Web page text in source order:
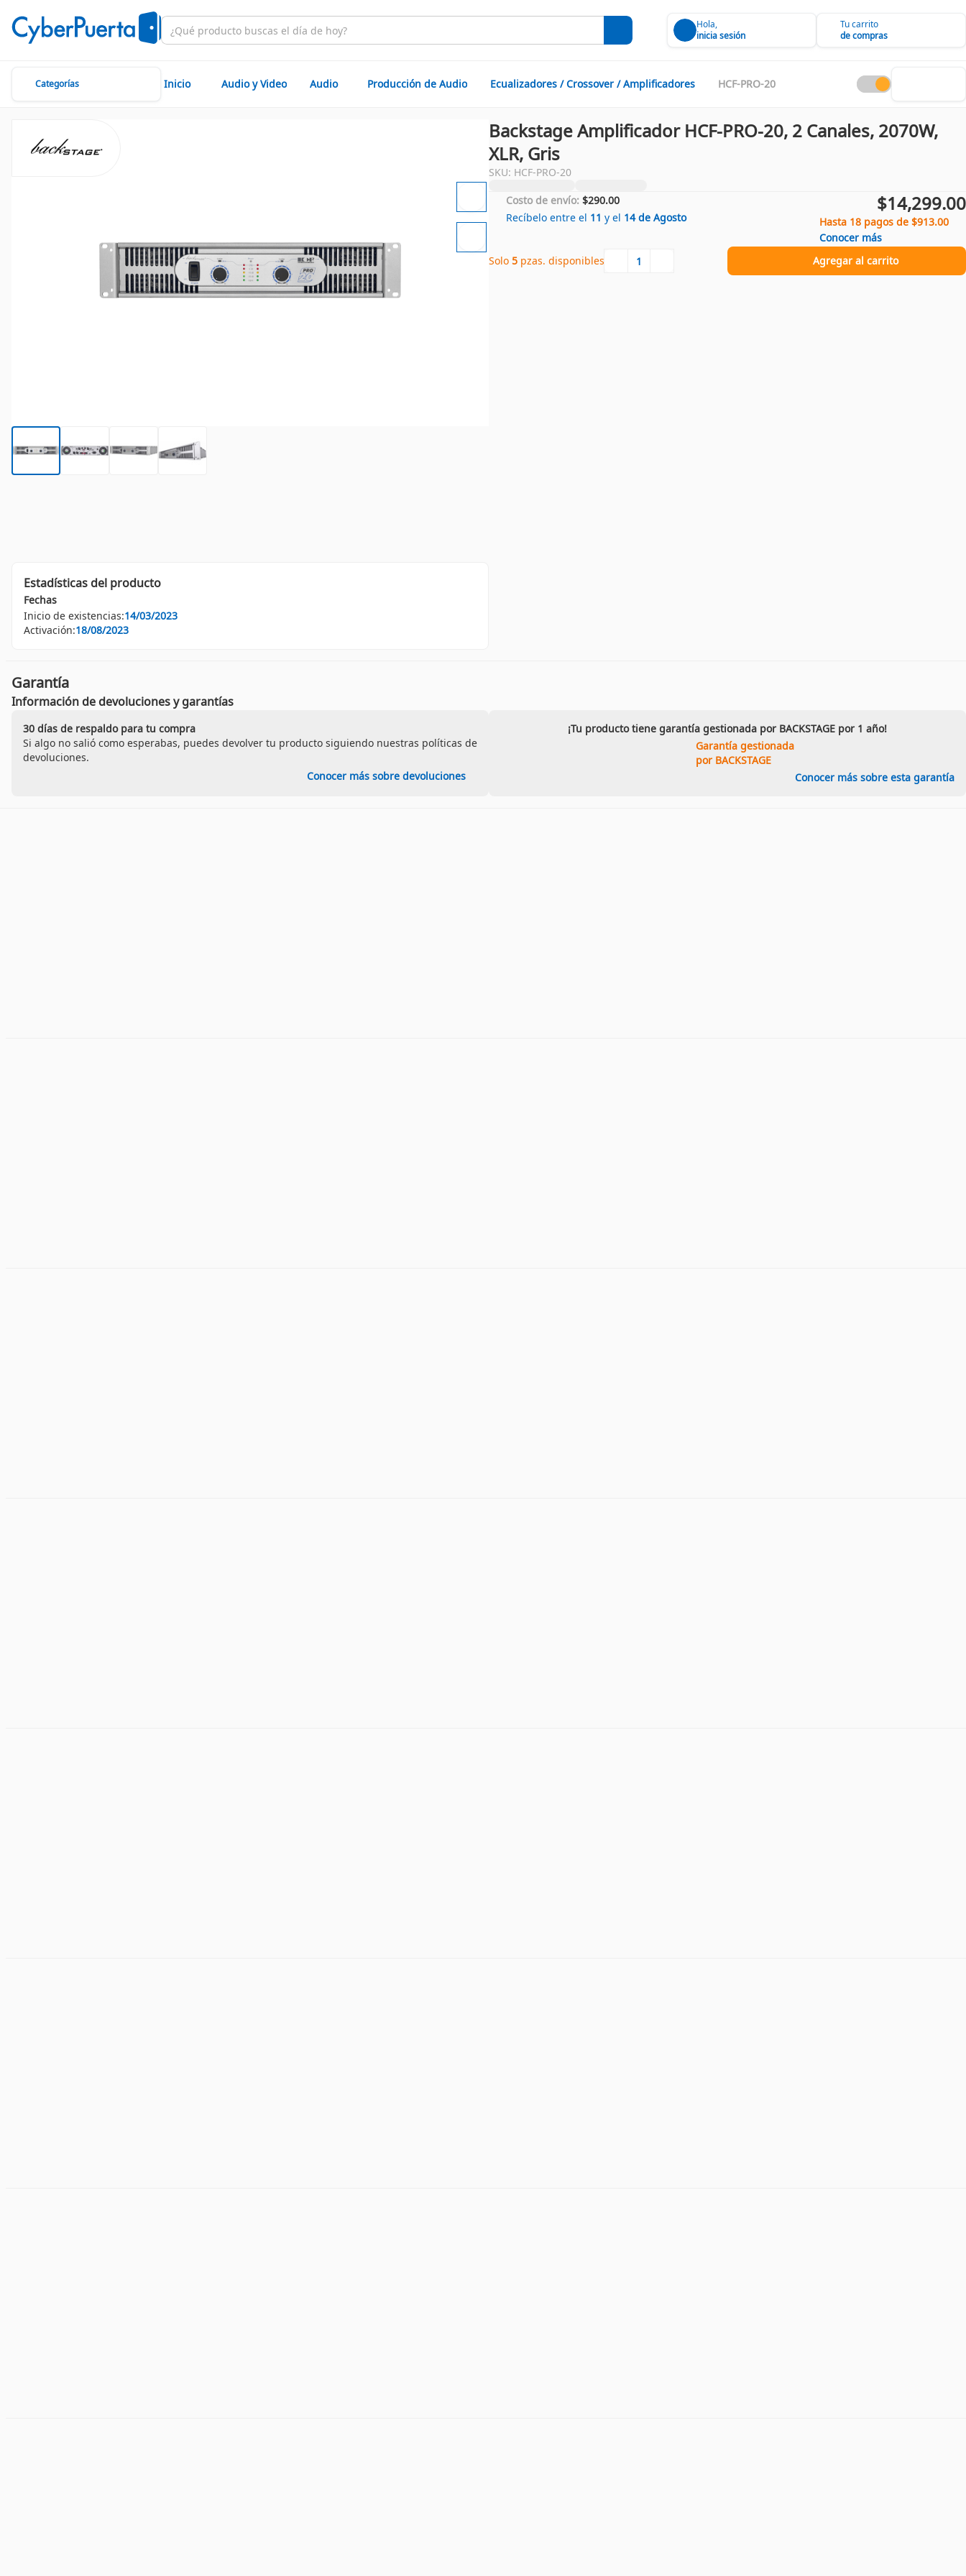
Hola,
inicia sesión
Tu carrito
de compras
Categorías Inicio Audio y Video Audio Producción de Audio Ecualizadores / Crossover / Amplificadores HCF-PRO-20
Estadísticas del producto
Fechas
Inicio de existencias:14/03/2023
Activación:18/08/2023
Backstage Amplificador HCF-PRO-20, 2 Canales, 2070W,
XLR, Gris
SKU: HCF-PRO-20
Costo de envío: $290.00
Recíbelo entre el 11 y el 14 de Agosto
$14,299.00
Hasta 18 pagos de $913.00
Conocer más
Solo 5 pzas. disponibles Agregar al carrito
Garantía
Información de devoluciones y garantías
30 días de respaldo para tu compra
Si algo no salió como esperabas, puedes devolver tu producto siguiendo nuestras políticas de
devoluciones.
Conocer más sobre devoluciones
¡Tu producto tiene garantía gestionada por BACKSTAGE por 1 año!
Garantía gestionada
por BACKSTAGE
Conocer más sobre esta garantía